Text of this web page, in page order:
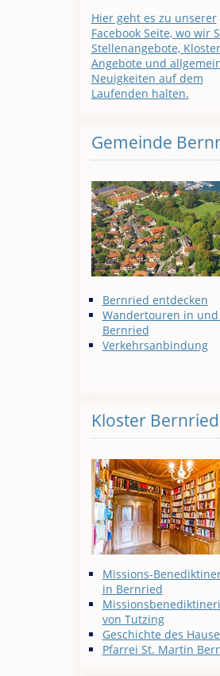
Hier geht es zu unserer
Facebook Seite, wo wir
Stellenangebote,
Angebote und
Neuigkeiten auf dem
Laufenden halten.
Gemeinde
Bernried entdecken
Wandertouren in
Bernried
Verkehrsanbindung
Kloster Bernried
Missions-
in Bernried
von Tutzing
Geschichte des
Pfarrei St. Martin